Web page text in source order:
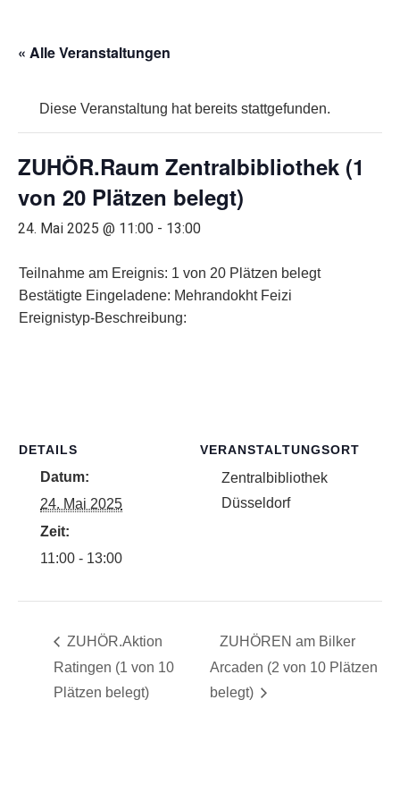
« Alle Veranstaltungen
Diese Veranstaltung hat bereits stattgefunden.
ZUHÖR.Raum Zentralbibliothek (1
von 20 Plätzen belegt)
24. Mai 2025 @ 11:00 - 13:00
Teilnahme am Ereignis: 1 von 20 Plätzen belegt
Bestätigte Eingeladene: Mehrandokht Feizi
Ereignistyp-Beschreibung:
DETAILS
Datum:
24. Mai 2025
Zeit:
11:00 - 13:00
VERANSTALTUNGSORT
Zentralbibliothek
Düsseldorf
ZUHÖR.Aktion
Ratingen (1 von 10
Plätzen belegt)
ZUHÖREN am Bilker
Arcaden (2 von 10 Plätzen
belegt)